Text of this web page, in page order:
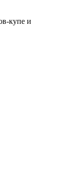
купе и